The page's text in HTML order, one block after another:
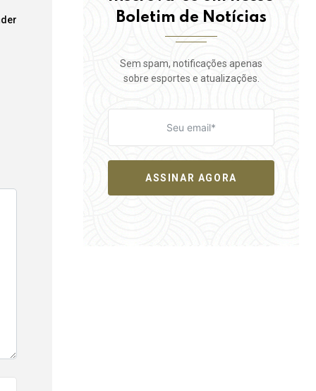
Boletim de Notícias
Sem spam, notificações apenas
sobre esportes e atualizações.
ASSINAR AGORA